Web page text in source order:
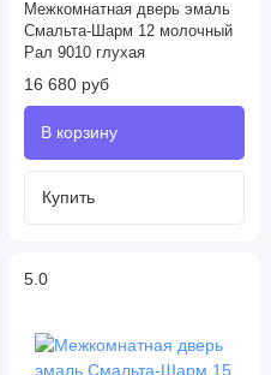
Межкомнатная дверь эмаль
Смальта-Шарм 12 молочный
Рал 9010 глухая
16 680 руб
5.0